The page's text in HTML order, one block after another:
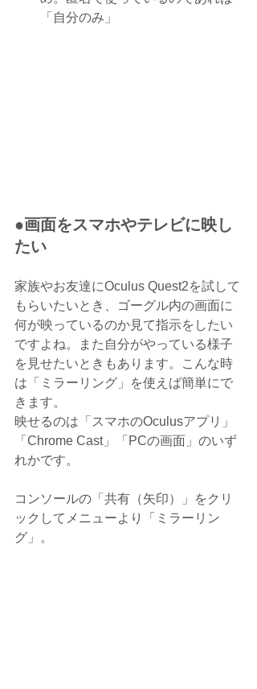
「自分のみ」
●画面をスマホやテレビに映し
たい
家族やお友達にOculus Quest2を試して
もらいたいとき、
ゴーグル内の画面に
何が映っているのか見て指示をしたい
ですよね。また自分がやっている様子
を見せたいときもあります。こんな時
は「ミラーリング」を使えば簡単にで
きます。
映せるのは「スマホのOculusアプリ 」
「Chrome Cast」「PCの画面」のいず
れかです。
コンソールの「共有（矢印）」をクリ
ックしてメニューより「ミラーリン
グ」。